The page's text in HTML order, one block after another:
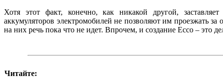
Хотя этот факт, конечно, как никакой другой,
аккумуляторов электромобилей не позволяют им проезжать
на них речь пока что не идет. Впрочем, и создание Ecco – это
Читайте: